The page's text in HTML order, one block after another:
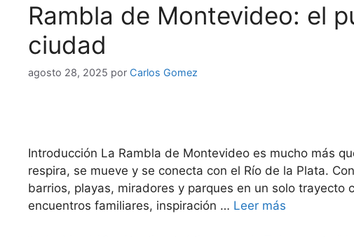
Rambla de Montevideo: el
ciudad
agosto 28, 2025 por Carlos Gomez
Introducción La Rambla de Montevideo es mucho más
respira, se mueve y se conecta con el Río de la Plata.
barrios, playas, miradores y parques en un solo
encuentros familiares, inspiración … Leer más